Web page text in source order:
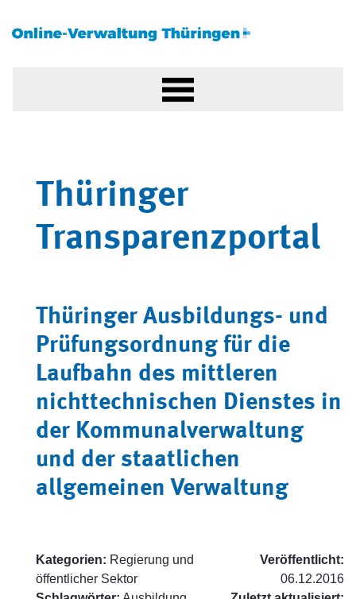
Thüringer
Transparenzportal
Thüringer Ausbildungs- und
Prüfungsordnung für die
Laufbahn des mittleren
nichttechnischen Dienstes in
der Kommunalverwaltung
und der staatlichen
allgemeinen Verwaltung
Kategorien: Regierung und
öffentlicher Sektor
Veröffentlicht:
06.12.2016